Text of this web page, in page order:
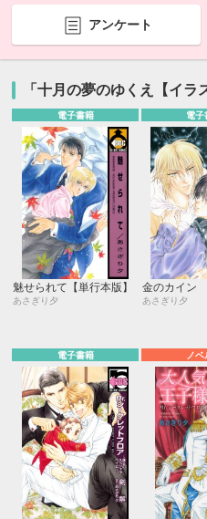
アンケート
「十月の夢のゆくえ【イ
電子書籍
魅せられて【単行本版】
あさぎり夕
電子
金のカイン
あさぎり夕
電子書籍 ノ